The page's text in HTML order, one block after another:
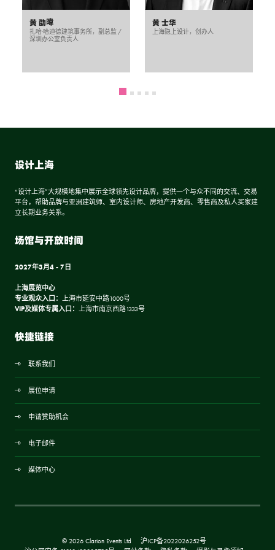
黄 劭暐
扎哈·哈迪德建筑事务所，副总监 /
深圳办公室负责人
黄 士华
上海隐上设计，创办人
设计上海
“设计上海”大规模地集中展示全球领先设计品牌，提供一个与众不同的交流、交易
平台，帮助品牌与亚洲建筑师、室内设计师、房地产开发商、零售商及私人买家建
立长期业务关系。
场馆与开放时间
2027年3月4 - 7日
上海展览中心
专业观众入口： 上海市延安中路1000号
VIP及媒体专属入口： 上海市南京西路1333号
快捷链接
联系我们
展位申请
申请赞助机会
电子邮件
媒体中心
© 2026 Clarion Events Ltd
沪ICP备2022026252号